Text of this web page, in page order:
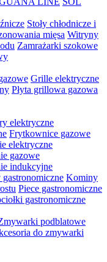
Stoły chłodnicze i
mięsa Witryny
Zamrażarki szokowe
Grille elektryczne
Płyta grillowa gazowa
elektryczne
Frytkownice gazowe
elektryczne
gazowe
indukcyjne
Kominy
Piece gastronomiczne
gastronomiczne
podblatowe
do zmywarki